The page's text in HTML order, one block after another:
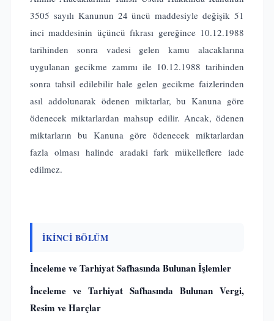
3505 sayılı Kanunun 24 üncü maddesiyle değişik 51
inci maddesinin üçüncü fıkrası gereğince 10.12.1988
tarihinden sonra vadesi gelen kamu alacaklarına
uygulanan gecikme zammı ile 10.12.1988 tarihinden
sonra tahsil edilebilir hale gelen gecikme faizlerinden
asıl addolunarak ödenen miktarlar, bu Kanuna göre
ödenecek miktarlardan mahsup edilir. Ancak, ödenen
miktarların bu Kanuna göre ödenecek miktarlardan
fazla olması halinde aradaki fark mükelleflere iade
edilmez.
İKİNCİ BÖLÜM
İnceleme ve Tarhiyat Safhasında Bulunan İşlemler
İnceleme ve Tarhiyat Safhasında Bulunan Vergi,
Resim ve Harçlar